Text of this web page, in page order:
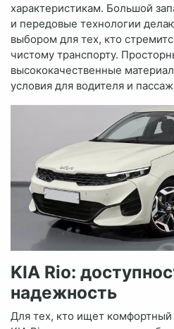
характеристикам. Большой
и передовые технологии
выбором для тех, кто
чистому транспорту.
высококачественные
условия для водителя и
KIA Rio:
надежность
Для тех, кто ищет